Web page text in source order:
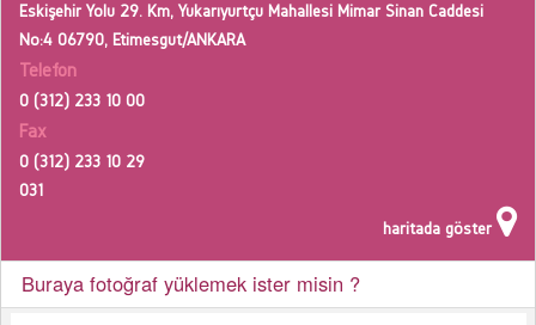
Eskişehir Yolu 29. Km, Yukarıyurtçu Mahallesi Mimar Sinan Caddesi
No:4 06790, Etimesgut/ANKARA
Telefon
0 (312) 233 10 00
Fax
0 (312) 233 10 29
031
haritada göster
Buraya fotoğraf yüklemek ister misin ?